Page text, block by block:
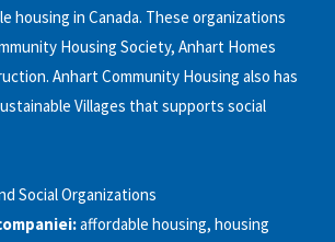
housing in Canada. These organizations
Housing Society, Anhart Homes
Anhart Community Housing also has
Villages that supports social
Social Organizations
affordable housing, housing